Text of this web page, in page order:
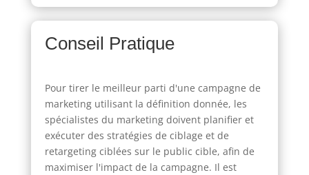
Conseil Pratique
Pour tirer le meilleur parti d'une campagne de
marketing utilisant la définition donnée, les
spécialistes du marketing doivent planifier et
exécuter des stratégies de ciblage et de
retargeting ciblées sur le public cible, afin de
maximiser l'impact de la campagne. Il est